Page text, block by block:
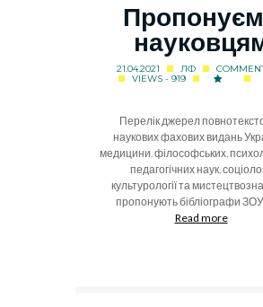
21.04.2021 ЛФ
VIEWS - 919
Перелік джерел
наукових фахових видань
медицини, філософських,
педагогічних наук,
культурології та
пропонують бібліографи
Read more